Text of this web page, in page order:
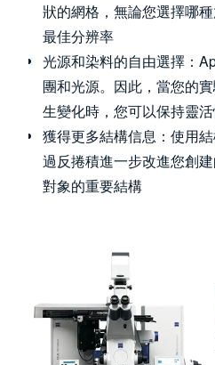
狀的網格，無論您選擇哪
最佳分辨率
光源和染料的自由選擇：
團和光源。因此，當您的
生變化時，您可以保持靈
獲得更多結構信息：使用
過反捲積進一步改進您創
對象的重要結構